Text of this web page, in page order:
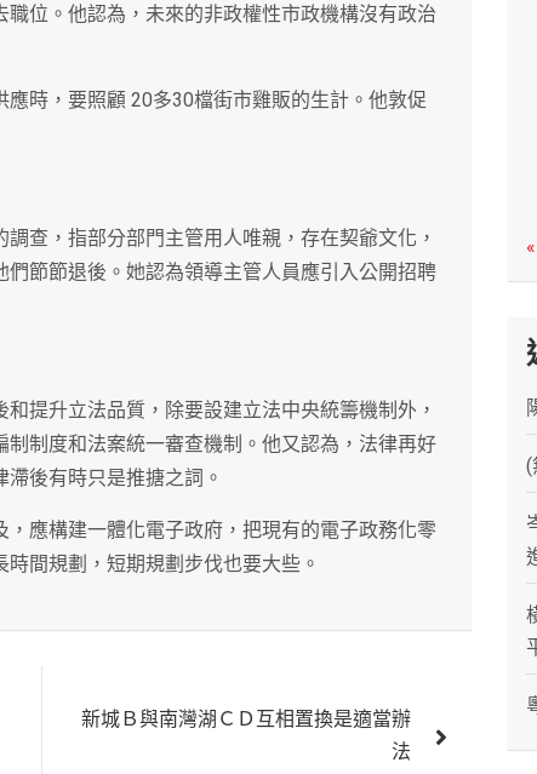
位。他認為，未來的非政權性市政機構沒有政治
時，要照顧 20多30檔街市雞販的生計。他敦促
查，指部分部門主管用人唯親，存在契爺文化，
節節退後。她認為領導主管人員應引入公開招聘
提升立法品質，除要設建立法中央統籌機制外，
制度和法案統一審查機制。他又認為，法律再好
後有時只是推搪之詞。
應構建一體化電子政府，把現有的電子政務化零
間規劃，短期規劃步伐也要大些。
新城Ｂ與南灣湖ＣＤ互相置換是適當辦
法
(